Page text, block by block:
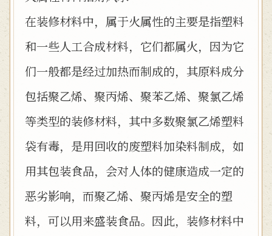
在装修材料中，属于火属性的主要是指塑料
和一些人工合成材料，它们都属火，因为它
们一般都是经过加热而制成的，其原料成分
包括聚乙烯、聚丙烯、聚苯乙烯、聚氯乙烯
等类型的装修材料，其中多数聚氯乙烯塑料
袋有毒，是用回收的废塑料加染料制成，如
用其包装食品，会对人体的健康造成一定的
恶劣影响，而聚乙烯、聚丙烯是安全的塑
料，可以用来盛装食品。因此，装修材料中